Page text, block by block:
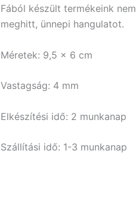
Fából készült termékeink
meghitt, ünnepi hangulatot.
Méretek: 9,5 x 6 cm
Vastagság: 4 mm
Elkészítési idő: 2 munkanap
Szállítási idő: 1-3 munkanap